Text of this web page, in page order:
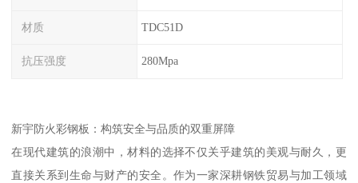
材质 TDC51D
抗压强度 280Mpa
新宇防火彩钢板：构筑安全与品质的双重屏障
在现代建筑的浪潮中，材料的选择不仅关乎建筑的美观与耐久，更
直接关系到生命与财产的安全。作为一家深耕钢铁贸易与加工领域